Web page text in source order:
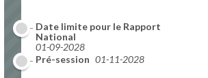
Date limite pour le Rapport
National
01-09-2028
Pré-session 01-11-2028